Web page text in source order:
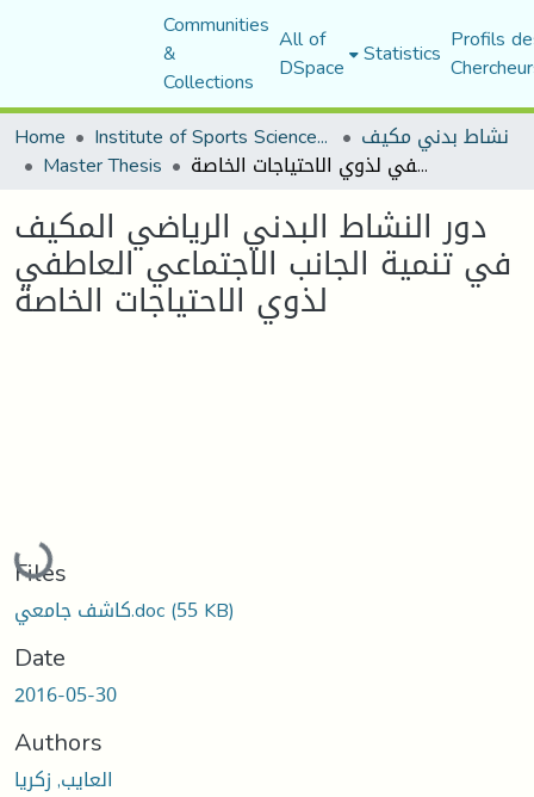
Communities
&
Collections
All of
DSpace Statistics Profils
Home
Institute of Sports Sciences and Techniques نشاط بدني مكيف
Master Thesis دور النشاط البدني الرياضي المكيف في تنمية الجانب الاجتماعي العاطفي لذوي الاحتياجات الخاصة
دور النشاط البدني الرياضي المكيف
في تنمية الجانب الاجتماعي العاطفي
لذوي الاحتياجات الخاصة
Loading...
Files
كاشف جامعي.doc(55 KB)
Date
2016-05-30
Authors
العايب, زكريا